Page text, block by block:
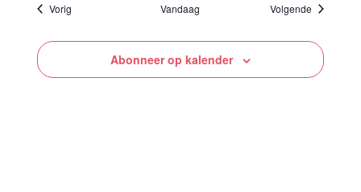
Vorig Vandaag Volgende
Abonneer op kalender